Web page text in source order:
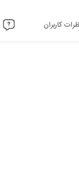
کاربران